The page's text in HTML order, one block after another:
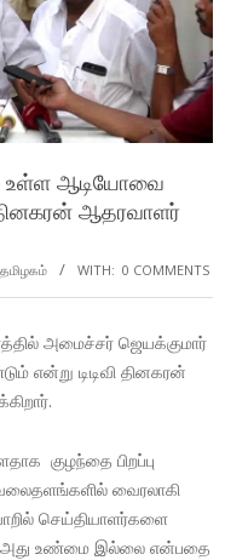
உள்ள ஆடியோவை
தினகரன் ஆதரவாளர்
தமிழகம் WITH: 0 COMMENTS
அமைச்சர் ஜெயக்குமார்
என்று டிடிவி தினகரன்
குழந்தை பிறப்பு
வைரலாகி
செய்தியாளர்களை
அது உண்மை இல்லை என்பதை